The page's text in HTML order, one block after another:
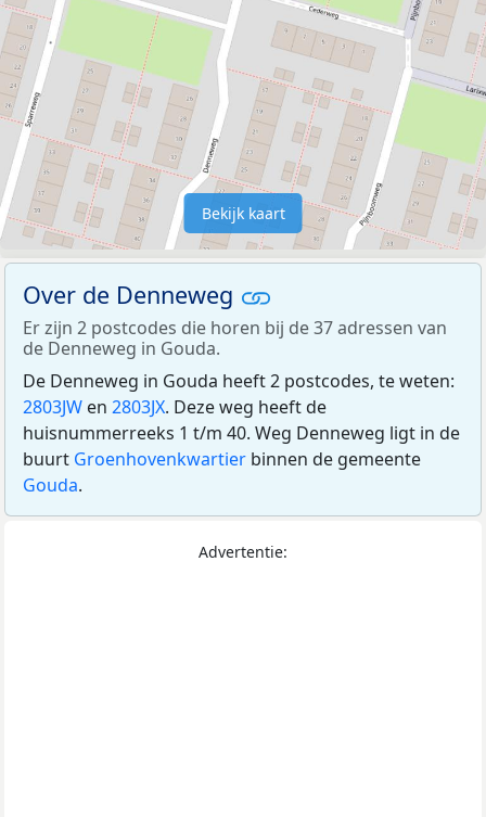
Bekijk kaart
Over de Denneweg
Er zijn 2 postcodes die horen bij de 37 adressen van
de Denneweg in Gouda.
De Denneweg in Gouda heeft 2 postcodes, te weten:
2803JW en 2803JX. Deze weg heeft de
huisnummerreeks 1 t/m 40. Weg Denneweg ligt in de
buurt Groenhovenkwartier binnen de gemeente
Gouda.
Advertentie: